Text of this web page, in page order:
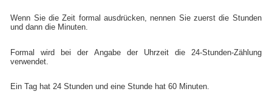
Wenn Sie die Zeit formal ausdrücken, nennen Sie zuerst die Stunden
und dann die Minuten.
Formal wird bei der Angabe der Uhrzeit die 24-Stunden-Zählung
verwendet.
Ein Tag hat 24 Stunden und eine Stunde hat 60 Minuten.